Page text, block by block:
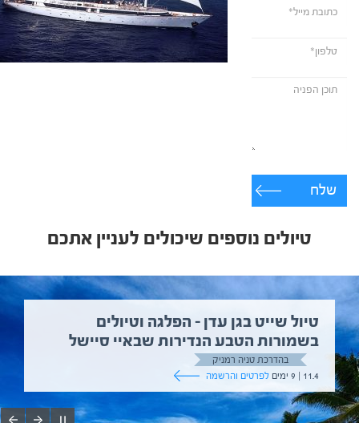
שלח
טיולים נוספים שיכולים לעניין אתכם
טיול שייט בגן עדן – הפלגה וטיולים
בשמורות הטבע הנדירות שבאיי סיישל
בהדרכת טניה רמניק
11.4 | 9 ימים
לפרטים והרשמה